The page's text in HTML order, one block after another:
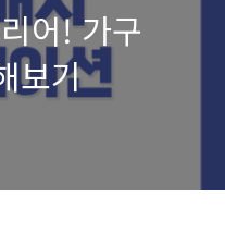
어! 가구
보기